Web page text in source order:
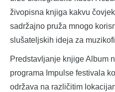
živopisna knjiga kakvu
sadržajno pruža mnogo
slušateljskih ideja za
Predstavljanje knjige Album
programa Impulse festivala
održava na različitim